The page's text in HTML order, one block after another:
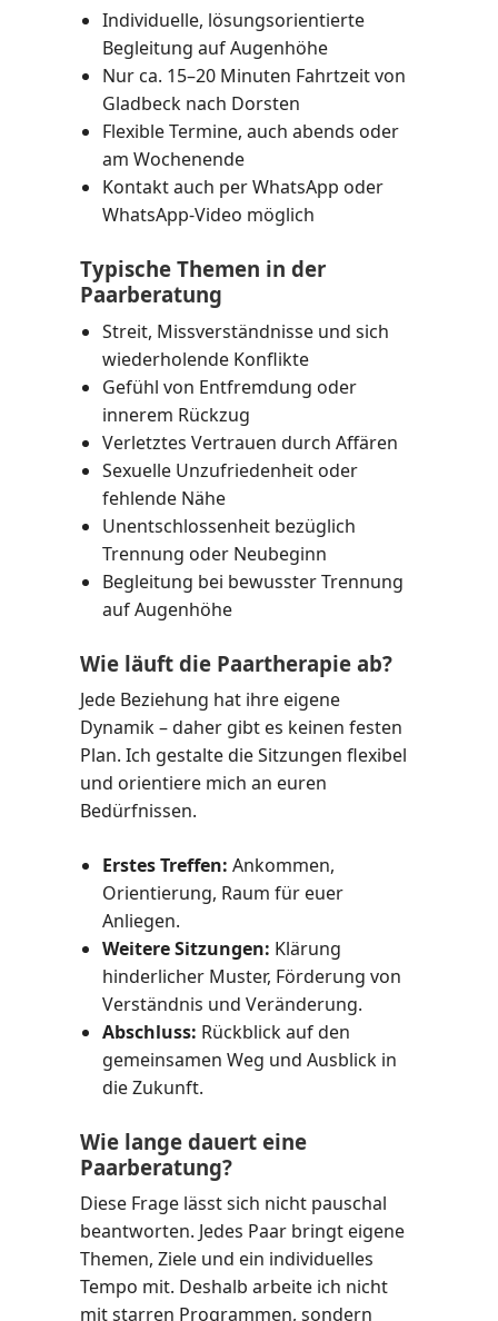
Individuelle, lösungsorientierte
Begleitung auf Augenhöhe
Nur ca. 15–20 Minuten Fahrtzeit von
Gladbeck nach Dorsten
Flexible Termine, auch abends oder
am Wochenende
Kontakt auch per WhatsApp oder
WhatsApp-Video möglich
Typische Themen in der
Paarberatung
Streit, Missverständnisse und sich
wiederholende Konflikte
Gefühl von Entfremdung oder
innerem Rückzug
Verletztes Vertrauen durch Affären
Sexuelle Unzufriedenheit oder
fehlende Nähe
Unentschlossenheit bezüglich
Trennung oder Neubeginn
Begleitung bei bewusster Trennung
auf Augenhöhe
Wie läuft die Paartherapie ab?
Jede Beziehung hat ihre eigene
Dynamik – daher gibt es keinen festen
Plan. Ich gestalte die Sitzungen flexibel
und orientiere mich an euren
Bedürfnissen.
Erstes Treffen: Ankommen,
Orientierung, Raum für euer
Anliegen.
Weitere Sitzungen: Klärung
hinderlicher Muster, Förderung von
Verständnis und Veränderung.
Abschluss: Rückblick auf den
gemeinsamen Weg und Ausblick in
die Zukunft.
Wie lange dauert eine
Paarberatung?
Diese Frage lässt sich nicht pauschal
beantworten. Jedes Paar bringt eigene
Themen, Ziele und ein individuelles
Tempo mit. Deshalb arbeite ich nicht
mit starren Programmen, sondern